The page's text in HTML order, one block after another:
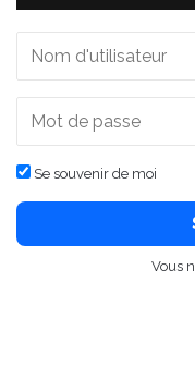
Se souvenir de moi
Vous